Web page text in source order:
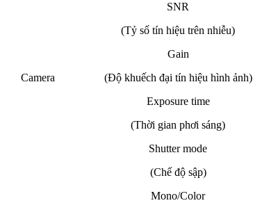
Camera
SNR
(Tỷ số tín hiệu trên nhiễu)
Gain
(Độ khuếch đại tín hiệu hình ảnh)
Exposure time
(Thời gian phơi sáng)
Shutter mode
(Chế độ sập)
Mono/Color